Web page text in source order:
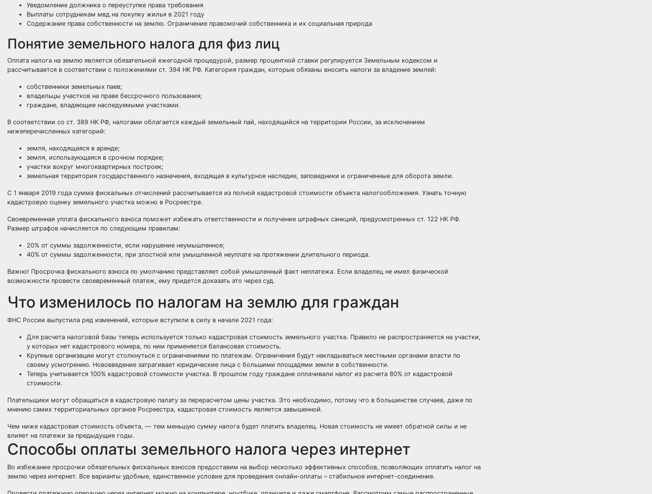
Уведомление должника о переуступке права требования
Выплаты сотрудникам мвд на покупку жилья в 2021 году
Содержание права собственности на землю. Ограничение правомочий собственника и их социальная природа
Понятие земельного налога для физ лиц
Оплата налога на землю является обязательной ежегодной процедурой, размер процентной ставки регулируется Земельным кодексом и
рассчитывается в соответствии с положениями ст. 394 НК РФ. Категория граждан, которые обязаны вносить налоги за владение землей:
собственники земельных паев;
владельцы участков на праве бессрочного пользования;
граждане, владеющие наследуемыми участками.
В соответствии со ст. 389 НК РФ, налогами облагается каждый земельный пай, находящийся на территории России, за исключением
нижеперечисленных категорий:
земля, находящаяся в аренде;
земля, использующаяся в срочном порядке;
участки вокруг многоквартирных построек;
земельная территория государственного назначения, входящая в культурное наследие, заповедники и ограниченные для оборота земли.
С 1 января 2019 года сумма фискальных отчислений рассчитывается из полной кадастровой стоимости объекта налогообложения. Узнать точную
кадастровую оценку земельного участка можно в Росреестре.
Своевременная уплата фискального взноса поможет избежать ответственности и получение штрафных санкций, предусмотренных ст. 122 НК РФ.
Размер штрафов начисляется по следующим правилам:
20% от суммы задолженности, если нарушение неумышленное;
40% от суммы задолженности, при злостной или умышленной неуплате на протяжении длительного периода.
Важно! Просрочка фискального взноса по умолчанию представляет собой умышленный факт неплатежа. Если владелец не имел физической
возможности провести своевременный платеж, ему придется доказать это через суд.
Что изменилось по налогам на землю для граждан
ФНС России выпустила ряд изменений, которые вступили в силу в начале 2021 года:
Для расчета налоговой базы теперь используется только кадастровая стоимость земельного участка. Правило не распространяется на участки,
у которых нет кадастрового номера, по ним применяется балансовая стоимость.
Крупные организации могут столкнуться с ограничениями по платежам. Ограничения будут накладываться местными органами власти по
своему усмотрению. Нововведение затрагивает юридические лица с большими площадями земли в собственности.
Теперь учитывается 100% кадастровой стоимости участка. В прошлом году граждане оплачивали налог из расчета 80% от кадастровой
стоимости.
Плательщики могут обращаться в кадастровую палату за перерасчетом цены участка. Это необходимо, потому что в большинстве случаев, даже по
мнению самих территориальных органов Росреестра, кадастровая стоимость является завышенной.
Чем ниже кадастровая стоимость объекта, — тем меньшую сумму налога будет платить владелец. Новая стоимость не имеет обратной силы и не
влияет на платежи за предыдущие годы.
Способы оплаты земельного налога через интернет
Во избежание просрочки обязательных фискальных взносов предоставим на выбор несколько эффективных способов, позволяющих оплатить налог на
землю через интернет. Все варианты удобные, единственное условие для проведения онлайн-оплаты – стабильное интернет-соединение.